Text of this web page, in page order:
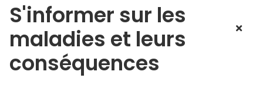
S'informer sur les
maladies et leurs
conséquences